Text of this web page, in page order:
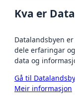
Kva er
Datalandsbyen
dele erfaringar
data og
Gå til
Meir informasjon